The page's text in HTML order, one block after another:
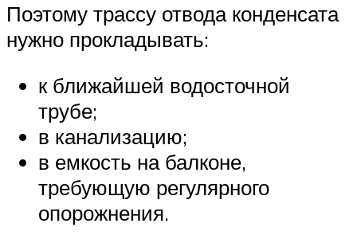
Поэтому трассу отвода конденсата
нужно прокладывать:
к ближайшей водосточной
трубе;
в канализацию;
в емкость на балконе,
требующую регулярного
опорожнения.